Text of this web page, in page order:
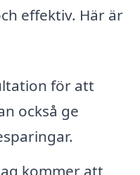
effektiv. Här är
för att
också ge